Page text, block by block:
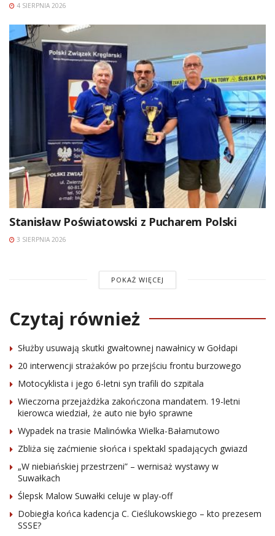
4 SIERPNIA 2026
Stanisław Poświatowski z Pucharem Polski
3 SIERPNIA 2026
POKAŻ WIĘCEJ
Czytaj również
Służby usuwają skutki gwałtownej nawałnicy w Gołdapi
20 interwencji strażaków po przejściu frontu burzowego
Motocyklista i jego 6-letni syn trafili do szpitala
Wieczorna przejażdżka zakończona mandatem. 19-letni
kierowca wiedział, że auto nie było sprawne
Wypadek na trasie Malinówka Wielka-Bałamutowo
Zbliża się zaćmienie słońca i spektakl spadających gwiazd
„W niebiańskiej przestrzeni” – wernisaż wystawy w
Suwałkach
Ślepsk Malow Suwałki celuje w play-off
Dobiegła końca kadencja C. Cieślukowskiego – kto prezesem
SSSE?